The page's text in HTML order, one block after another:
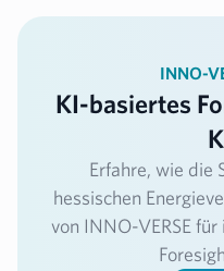
INNO-
KI-basiertes
Erfahre, wie die
hessischen
von INNO-VERSE